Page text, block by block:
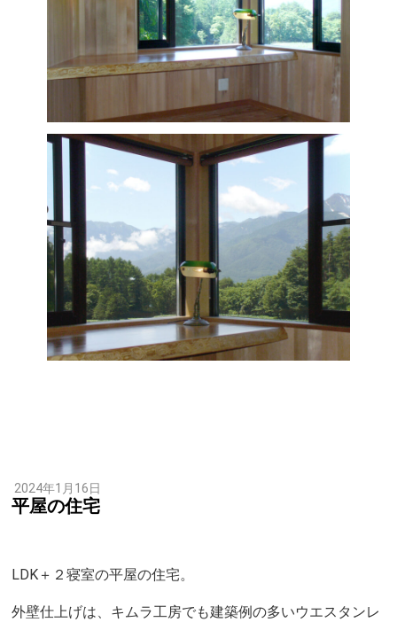
2024年1月16日
平屋の住宅
LDK＋２寝室の平屋の住宅。
外壁仕上げは、キムラ工房でも建築例の多いウエスタンレ